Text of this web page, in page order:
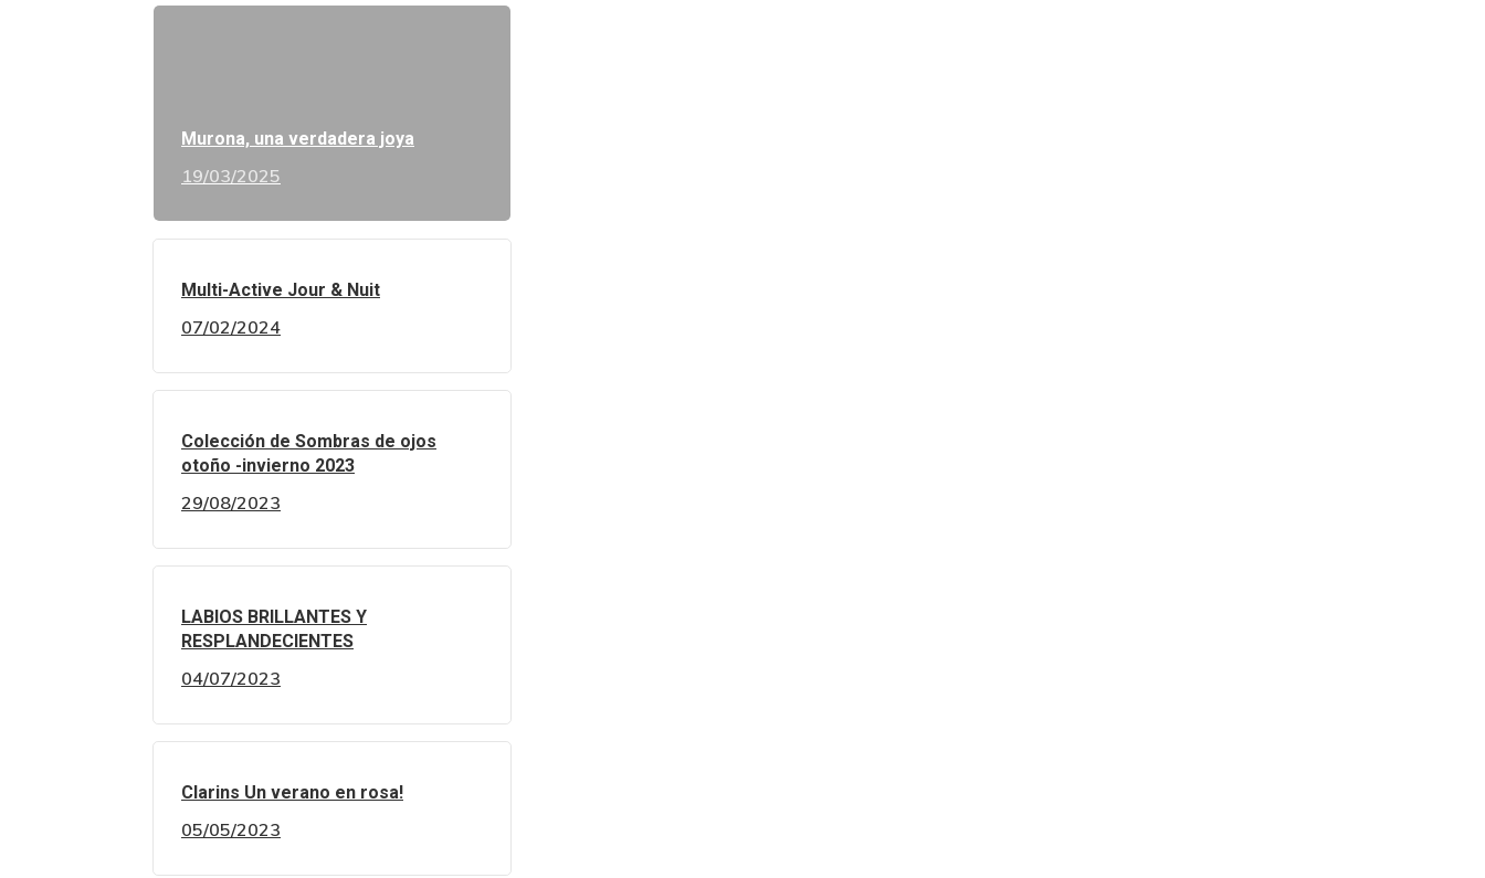
Murona, una verdadera joya
19/03/2025
Multi-Active Jour & Nuit
07/02/2024
Colección de Sombras de ojos
otoño -invierno 2023
29/08/2023
LABIOS BRILLANTES Y
RESPLANDECIENTES
04/07/2023
Clarins Un verano en rosa!
05/05/2023